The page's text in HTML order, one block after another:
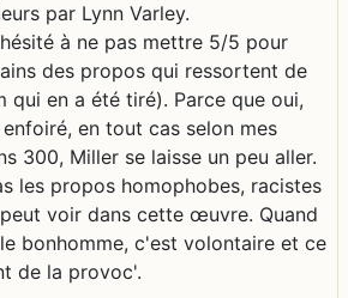
par Lynn Varley.
à ne pas mettre 5/5 pour
des propos qui ressortent de
en a été tiré). Parce que oui,
en tout cas selon mes
300, Miller se laisse un peu aller.
les propos homophobes, racistes
voir dans cette œuvre. Quand
bonhomme, c'est volontaire et ce
de la provoc'.